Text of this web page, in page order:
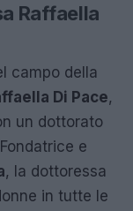
Raffaella
campo della
Di Pace,
un dottorato
e
, la dottoressa
in tutte le